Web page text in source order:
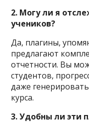
2. Могу ли я
учеников?
Да, плагины,
предлагают
отчетности. Вы
студентов,
даже
курса.
3. Удобны ли эти